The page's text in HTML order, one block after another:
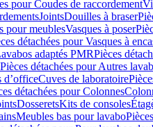
pour Coudes de raccordement
JointsDouilles à braser
pour meublesVasques à poser
détachées pour Vasques à
adaptés PMRPièces
Pièces détachées pour Autres
dʼofficeCuves de laboratoire
détachées pour Colonnes
DosseretsKits de consoles
Meubles bas pour lavabo